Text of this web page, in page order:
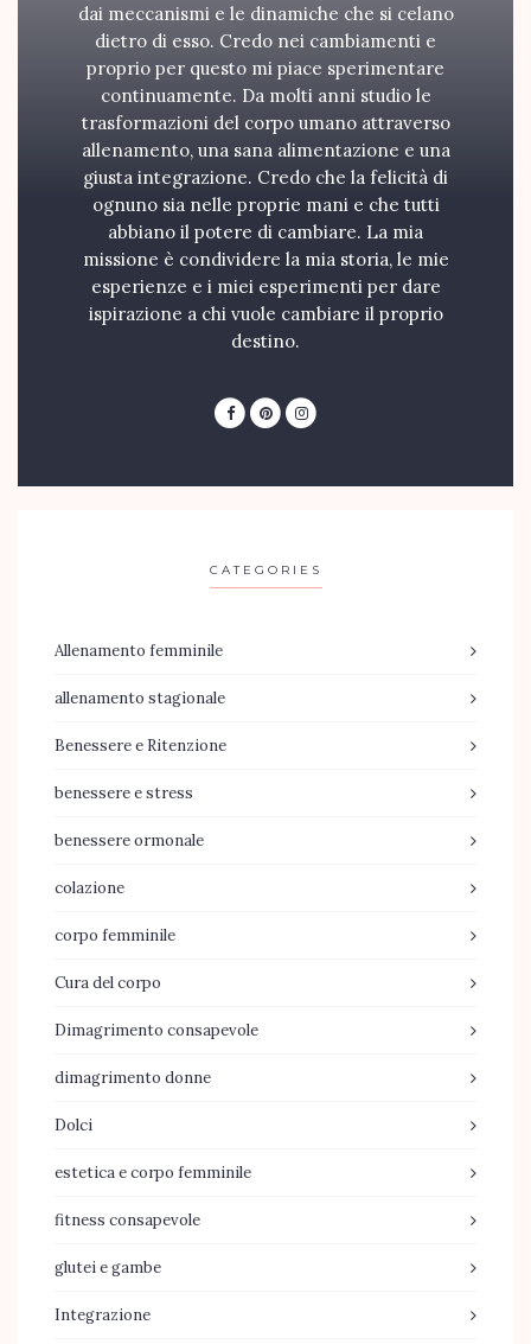
dai meccanismi e le dinamiche che si celano
dietro di esso. Credo nei cambiamenti e
proprio per questo mi piace sperimentare
continuamente. Da molti anni studio le
trasformazioni del corpo umano attraverso
allenamento, una sana alimentazione e una
giusta integrazione. Credo che la felicità di
ognuno sia nelle proprie mani e che tutti
abbiano il potere di cambiare. La mia
missione è condividere la mia storia, le mie
esperienze e i miei esperimenti per dare
ispirazione a chi vuole cambiare il proprio
destino.
CATEGORIES
Allenamento femminile
allenamento stagionale
Benessere e Ritenzione
benessere e stress
benessere ormonale
colazione
corpo femminile
Cura del corpo
Dimagrimento consapevole
dimagrimento donne
Dolci
estetica e corpo femminile
fitness consapevole
glutei e gambe
Integrazione